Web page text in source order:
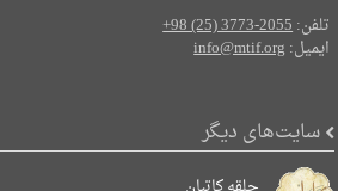
تلفن:+98 (25) 3773-2055
ایمیل:info@mtif.org
سایت‌های دیگر